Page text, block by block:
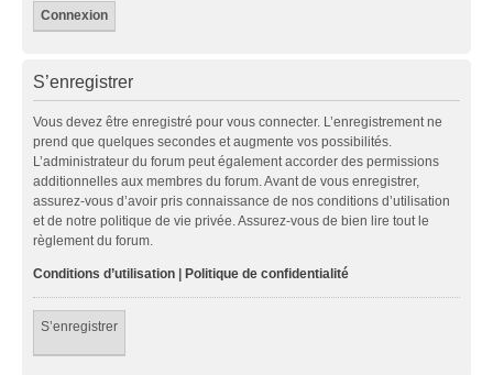
S’enregistrer
Vous devez être enregistré pour vous connecter. L’enregistrement ne
prend que quelques secondes et augmente vos possibilités.
L’administrateur du forum peut également accorder des permissions
additionnelles aux membres du forum. Avant de vous enregistrer,
assurez-vous d’avoir pris connaissance de nos conditions d’utilisation
et de notre politique de vie privée. Assurez-vous de bien lire tout le
règlement du forum.
Conditions d’utilisation | Politique de confidentialité
S’enregistrer